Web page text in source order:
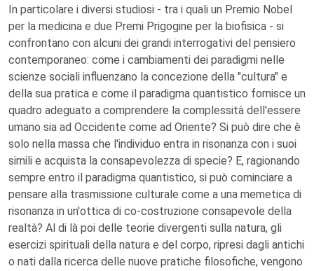
In particolare i diversi studiosi - tra i quali un Premio Nobel
per la medicina e due Premi Prigogine per la biofisica - si
confrontano con alcuni dei grandi interrogativi del pensiero
contemporaneo: come i cambiamenti dei paradigmi nelle
scienze sociali influenzano la concezione della "cultura" e
della sua pratica e come il paradigma quantistico fornisce un
quadro adeguato a comprendere la complessità dell'essere
umano sia ad Occidente come ad Oriente? Si può dire che è
solo nella massa che l'individuo entra in risonanza con i suoi
simili e acquista la consapevolezza di specie? E, ragionando
sempre entro il paradigma quantistico, si può cominciare a
pensare alla trasmissione culturale come a una memetica di
risonanza in un'ottica di co-costruzione consapevole della
realtà? Al di là poi delle teorie divergenti sulla natura, gli
esercizi spirituali della natura e del corpo, ripresi dagli antichi
o nati dalla ricerca delle nuove pratiche filosofiche, vengono